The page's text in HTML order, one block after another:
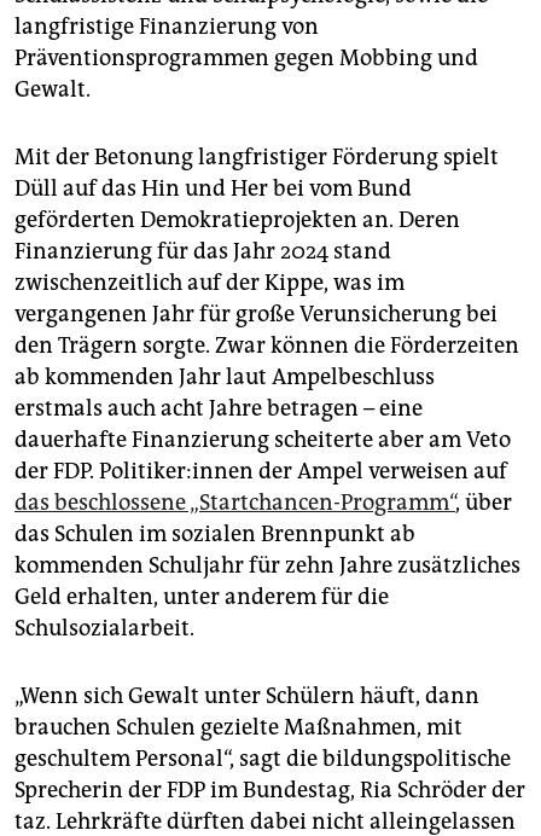
langfristige Finanzierung von
Präventionsprogrammen gegen Mobbing und
Gewalt.
Mit der Betonung langfristiger Förderung spielt
Düll auf das Hin und Her bei vom Bund
geförderten Demokratieprojekten an. Deren
Finanzierung für das Jahr 2024 stand
zwischenzeitlich auf der Kippe, was im
vergangenen Jahr für große Verunsicherung bei
den Trägern sorgte. Zwar können die Förderzeiten
ab kommenden Jahr laut Ampelbeschluss
erstmals auch acht Jahre betragen – eine
dauerhafte Finanzierung scheiterte aber am Veto
der FDP. Po­li­ti­ke­r:in­nen der Ampel verweisen auf
das beschlossene „Startchancen-Programm“, über
das Schulen im sozialen Brennpunkt ab
kommenden Schuljahr für zehn Jahre zusätzliches
Geld erhalten, unter anderem für die
Schulsozialarbeit.
„Wenn sich Gewalt unter Schülern häuft, dann
brauchen Schulen gezielte Maßnahmen, mit
geschultem Personal“, sagt die bildungspolitische
Sprecherin der FDP im Bundestag, Ria Schröder der
taz. Lehrkräfte dürften dabei nicht alleingelassen